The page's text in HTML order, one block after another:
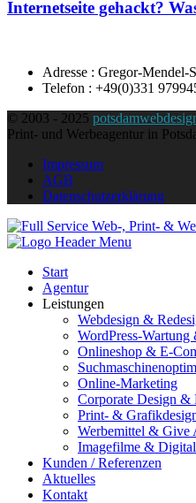
Internetseite gehackt?
Adresse : Gregor-Mendel-
Telefon : +49(0)331
© 2003 - 2025
Print- und Werbeagentur in
Impressum
AGB
Datenschutzerklärung
Start
Agentur
Leistungen
Webdesign &
WordPress-
Onlineshop & E-
Online-Marketing
Corporate Design &
Print- &
Werbemittel & Give
Imagefilme &
Kunden / Referenzen
Aktuelles
Kontakt